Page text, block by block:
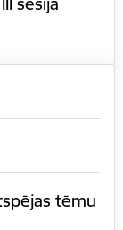
tēmu